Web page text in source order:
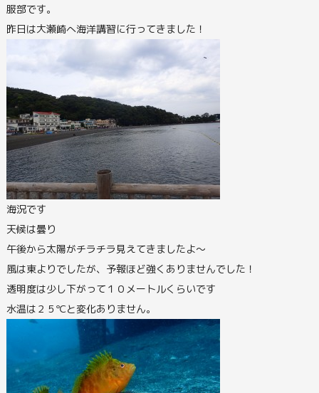
服部です。
昨日は大瀬崎へ海洋講習に行ってきました！
海況です
天候は曇り
午後から太陽がチラチラ見えてきましたよ～
風は東よりでしたが、予報ほど強くありませんでした！
透明度は少し下がって１０メートルくらいです
水温は２５℃と変化ありません。